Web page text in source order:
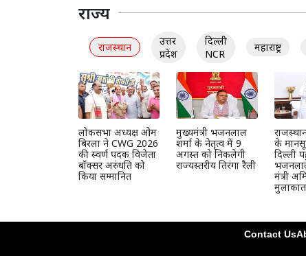
राज्य
राजस्थान
उत्तर
प्रदेश
दिल्ली
NCR
महाराष्ट्र
लोकसभा अध्यक्ष ओम
बिरला ने CWG 2026
की स्वर्ण पदक विजेता
बॉक्सर अरुंधति को
किया सम्मानित
मुख्यमंत्री भजनलाल
शर्मा के नेतृत्व में 9
अगस्त को निकलेगी
राज्यस्तरीय तिरंगा रैली
के
दिल्ली
मंत्री
मुलाकात
Contact Us